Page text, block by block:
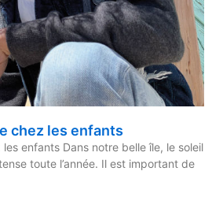
chez les enfants
enfants Dans notre belle île, le soleil
toute l’année. Il est important de